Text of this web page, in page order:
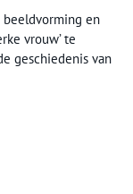
en
vrouw’ te
geschiedenis van